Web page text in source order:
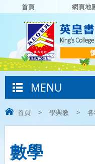
首頁 網頁地
MENU
首頁 > 學與教 >
數學